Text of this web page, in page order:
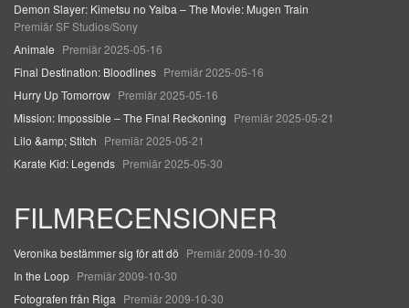
Demon Slayer: Kimetsu no Yaiba – The Movie: Mugen Train
Premiär SF Studios/Sony
Animale Premiär 2025-05-16
Final Destination: Bloodlines Premiär 2025-05-16
Hurry Up Tomorrow Premiär 2025-05-16
Mission: Impossible – The Final Reckoning Premiär 2025-05-21
Lilo &amp; Stitch Premiär 2025-05-21
Karate Kid: Legends Premiär 2025-05-30
FILMRECENSIONER
Veronika bestämmer sig för att dö Premiär 2009-10-30
In the Loop Premiär 2009-10-30
Fotografen från Riga Premiär 2009-10-30